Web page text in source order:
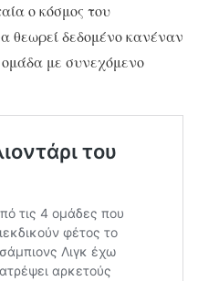
ο κόσμος του
θεωρεί δεδομένο κανέναν
ομάδα με συνεχόμενο